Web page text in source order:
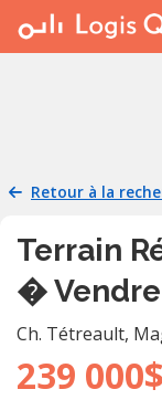
À LOUER
PLACER UNE
RESSOURCES
Retour à la
Terrain
� Vendre
Ch. Tétreault,
239 000$